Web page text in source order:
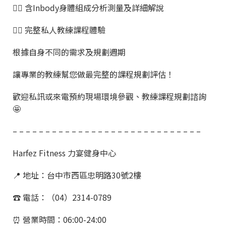
👉🏼 含Inbody身體組成分析測量及詳細解說
👉🏼 完整私人教練課程體驗
根據自身不同的需求及規劃週期
讓專業的教練幫您做最完整的課程規劃評估！
歡迎私訊或來電預約現場環境參觀、教練課程規劃諮詢
🤩
– – – – – – – – – – – – – – – – – – – – – – – – – – – – –
Harfez Fitness 力宴健身中心
📍 地址：台中市西區忠明路30號2樓
☎️ 電話：（04）2314-0789
⏰ 營業時間：06:00-24:00